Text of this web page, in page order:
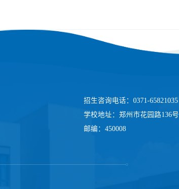
招生咨询电话：0371-65821035
学校地址：郑州市花园路136号
邮编：450008